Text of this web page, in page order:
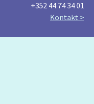
+352 44 74 34 01
Kontakt >